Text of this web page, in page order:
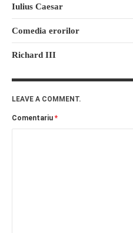
Iulius Caesar
Comedia erorilor
Richard III
LEAVE A COMMENT.
Comentariu *